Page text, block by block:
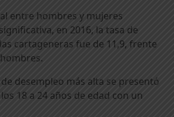
entre hombres y mujeres
en 2016, la tasa de
cartageneras fue de 11,9, frente
de desempleo más alta se presentó
18 a 24 años de edad con un